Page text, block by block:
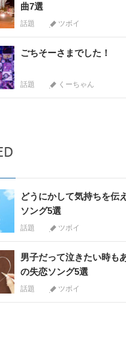
曲7選
話題 ツボイ
ごちそーさまでした！
話題 くーちゃん
どうにかして気持ちを伝
ソング5選
話題 ツボイ
男子だって泣きたい時も
の失恋ソング5選
話題 ツボイ